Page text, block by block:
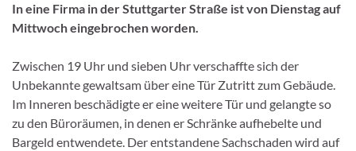
In eine Firma in der Stuttgarter Straße ist von Dienstag auf
Mittwoch eingebrochen worden.
Zwischen 19 Uhr und sieben Uhr verschaffte sich der
Unbekannte gewaltsam über eine Tür Zutritt zum Gebäude.
Im Inneren beschädigte er eine weitere Tür und gelangte so
zu den Büroräumen, in denen er Schränke aufhebelte und
Bargeld entwendete. Der entstandene Sachschaden wird auf